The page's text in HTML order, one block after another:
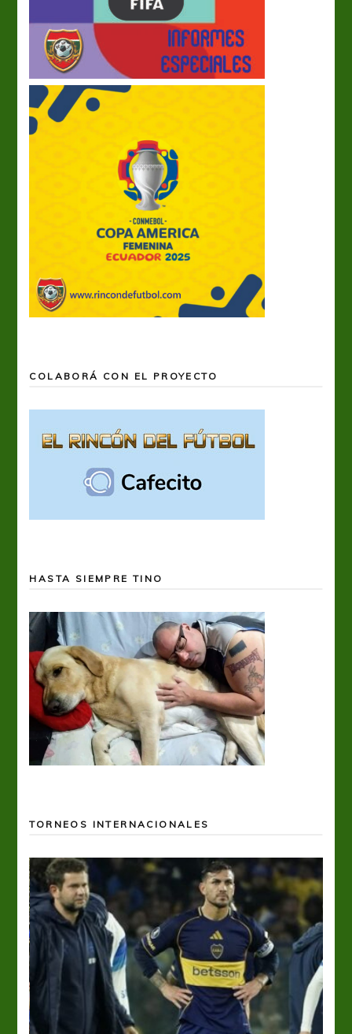
COLABORÁ CON EL PROYECTO
HASTA SIEMPRE TINO
TORNEOS INTERNACIONALES